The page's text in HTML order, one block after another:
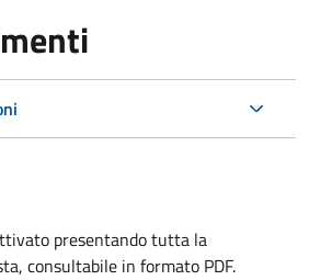
presentando tutta la
consultabile in formato PDF.